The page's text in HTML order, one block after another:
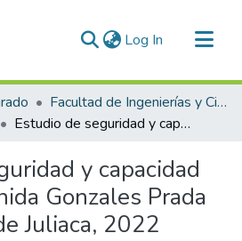
Log In (current)
Facultad de Ingenierías y Ciencias Puras
Estudio de seguridad y capacidad vial de la Avenida Gonzales Prada de la Ciudad de Juliaca, 2022
y capacidad
Gonzales Prada
Juliaca, 2022